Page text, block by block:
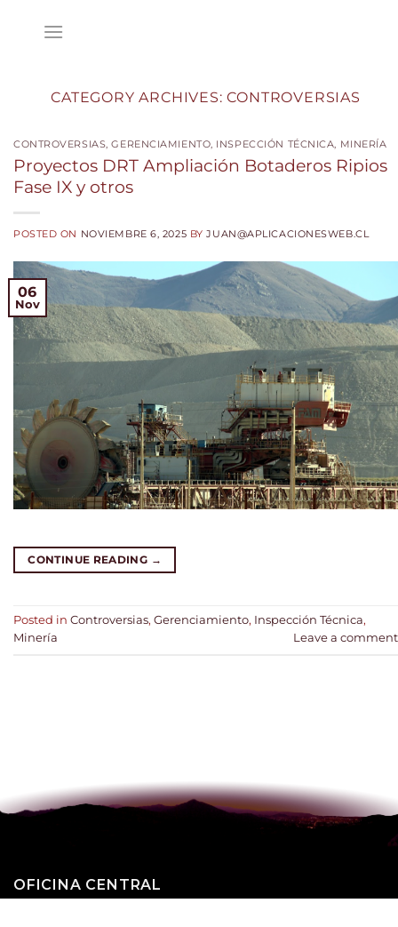
CATEGORY ARCHIVES:CONTROVERSIAS
CONTROVERSIAS,GERENCIAMIENTO, INSPECCIÓN TÉCNICA, MINERÍA
Proyectos DRT Ampliación Botaderos Ripios
Fase IX y otros
POSTED ON NOVIEMBRE 6, 2025 BYJUAN@APLICACIONESWEB.CL
06
Nov
CONTINUE READING →
Posted in Controversias, Gerenciamiento, Inspección Técnica,
Minería
Leave a comment
OFICINA CENTRAL